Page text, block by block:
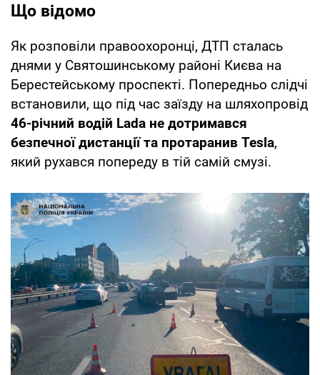
Що відомо
Як розповіли правоохоронці, ДТП сталась
днями у Святошинському районі Києва на
Берестейському проспекті. Попередньо слідчі
встановили, що під час заїзду на шляхопровід
46-річний водій Lada не дотримався
безпечної дистанції та протаранив Tesla,
який рухався попереду в тій самій смузі.